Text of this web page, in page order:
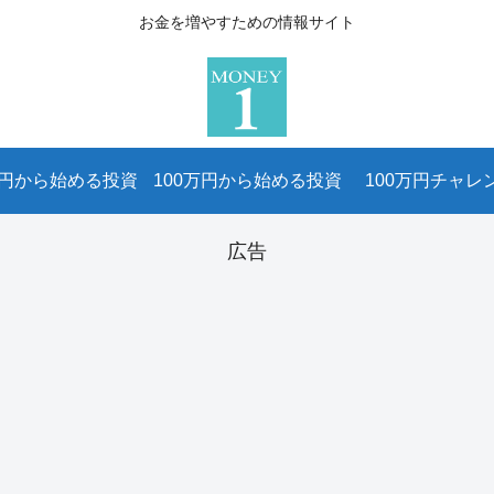
お金を増やすための情報サイト
から始める投資 100万円から始める投資 100万円チャレ
広告